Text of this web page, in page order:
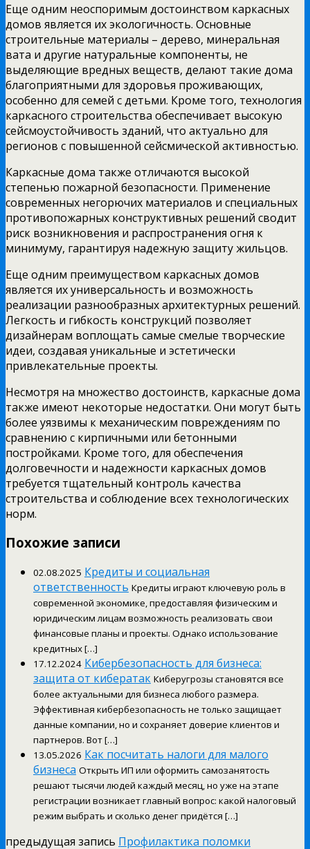
Еще одним неоспоримым достоинством каркасных
домов является их экологичность. Основные
строительные материалы – дерево, минеральная
вата и другие натуральные компоненты, не
выделяющие вредных веществ, делают такие дома
благоприятными для здоровья проживающих,
особенно для семей с детьми. Кроме того, технология
каркасного строительства обеспечивает высокую
сейсмоустойчивость зданий, что актуально для
регионов с повышенной сейсмической активностью.
Каркасные дома также отличаются высокой
степенью пожарной безопасности. Применение
современных негорючих материалов и специальных
противопожарных конструктивных решений сводит
риск возникновения и распространения огня к
минимуму, гарантируя надежную защиту жильцов.
Еще одним преимуществом каркасных домов
является их универсальность и возможность
реализации разнообразных архитектурных решений.
Легкость и гибкость конструкций позволяет
дизайнерам воплощать самые смелые творческие
идеи, создавая уникальные и эстетически
привлекательные проекты.
Несмотря на множество достоинств, каркасные дома
также имеют некоторые недостатки. Они могут быть
более уязвимы к механическим повреждениям по
сравнению с кирпичными или бетонными
постройками. Кроме того, для обеспечения
долговечности и надежности каркасных домов
требуется тщательный контроль качества
строительства и соблюдение всех технологических
норм.
Похожие записи
02.08.2025 Кредиты и социальная
ответственность Кредиты играют ключевую роль в
современной экономике, предоставляя физическим и
юридическим лицам возможность реализовать свои
финансовые планы и проекты. Однако использование
кредитных […]
17.12.2024 Кибербезопасность для бизнеса:
защита от кибератак Киберугрозы становятся все
более актуальными для бизнеса любого размера.
Эффективная кибербезопасность не только защищает
данные компании, но и сохраняет доверие клиентов и
партнеров. Вот […]
13.05.2026 Как посчитать налоги для малого
бизнеса Открыть ИП или оформить самозанятость
решают тысячи людей каждый месяц, но уже на этапе
регистрации возникает главный вопрос: какой налоговый
режим выбрать и сколько денег придётся […]
предыдущая запись Профилактика поломки